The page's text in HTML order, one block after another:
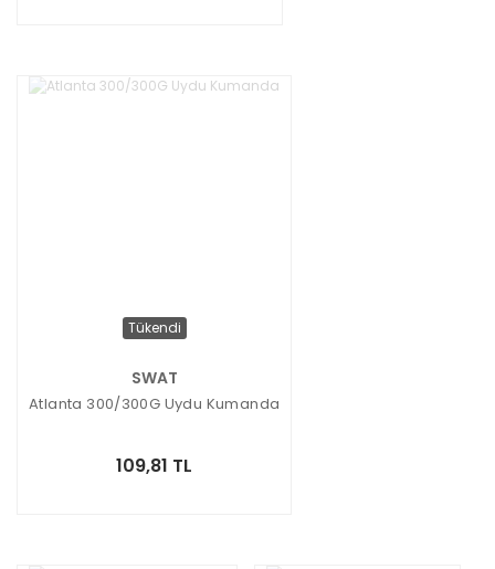
Tükendi
SWAT
Atlanta 300/300G Uydu Kumanda
109,81 TL